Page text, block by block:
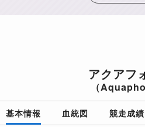
アクアフ
（
基本情報 血統図 競走成績